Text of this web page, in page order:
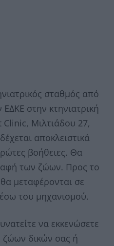
σταθμός από
ΕΔΚΕ στην κτηνιατρική
Clinic, Μιλτιάδου 27,
αποκλειστικά
βοήθειες. Θα
των ζώων. Προς το
μεταφέρονται σε
του μηχανισμού.
να εκκενώσετε
δικών σας ή